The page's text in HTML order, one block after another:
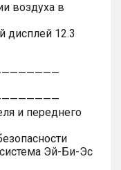
воздуха в
дисплей 12.3
и переднего
Эй-Би-Эс